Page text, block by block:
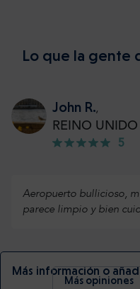
Lo que la gente
John R.,
REINO UNIDO
5
Aeropuerto bullicioso,
parece limpio y bien
Más información o
Más opiniones